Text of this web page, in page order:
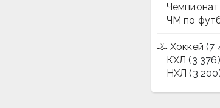
ЧМ по
Хоккей (7
КХЛ (3 376)
НХЛ (3